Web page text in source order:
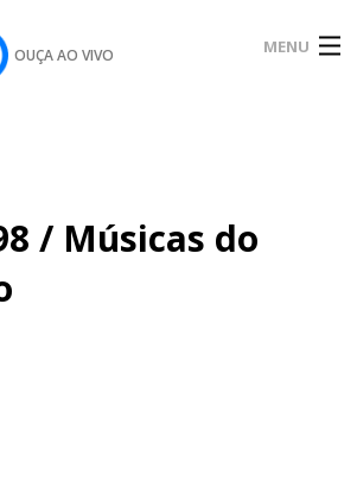
OUÇA AO VIVO MENU
/ Músicas do